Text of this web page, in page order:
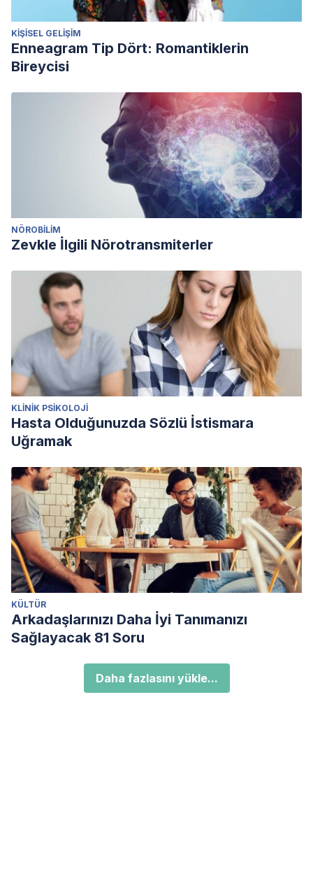
KIŞISEL GELIŞIM
Enneagram Tip Dört: Romantiklerin
Bireycisi
NÖROBILIM
Zevkle İlgili Nörotransmiterler
KLINIK PSIKOLOJI
Hasta Olduğunuzda Sözlü İstismara
Uğramak
KÜLTÜR
Arkadaşlarınızı Daha İyi Tanımanızı
Sağlayacak 81 Soru
Daha fazlasını yükle...